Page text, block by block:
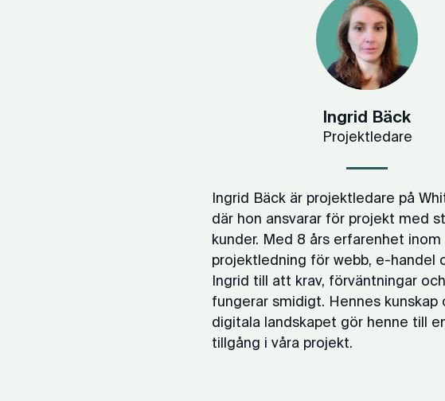
Ingrid Bäck
Projektledare
Ingrid Bäck är projektledare på
där hon ansvarar för projekt med
kunder. Med 8 års erfarenhet inom
projektledning för webb, e-handel
Ingrid till att krav, förväntningar
fungerar smidigt. Hennes kunskap
digitala landskapet gör henne till
tillgång i våra projekt.